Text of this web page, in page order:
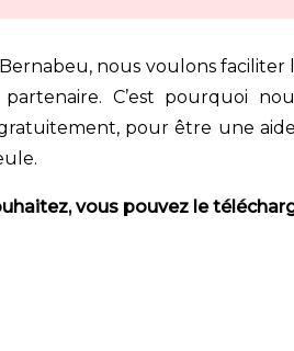
nous voulons
partenaire. C’est pourquoi
pour être une
vous pouvez le